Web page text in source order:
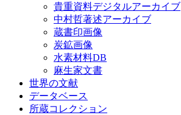
貴重資料デジタルアーカイブ
中村哲著述アーカイブ
蔵書印画像
炭鉱画像
水素材料DB
麻生家文書
世界の文献
データベース
所蔵コレクション